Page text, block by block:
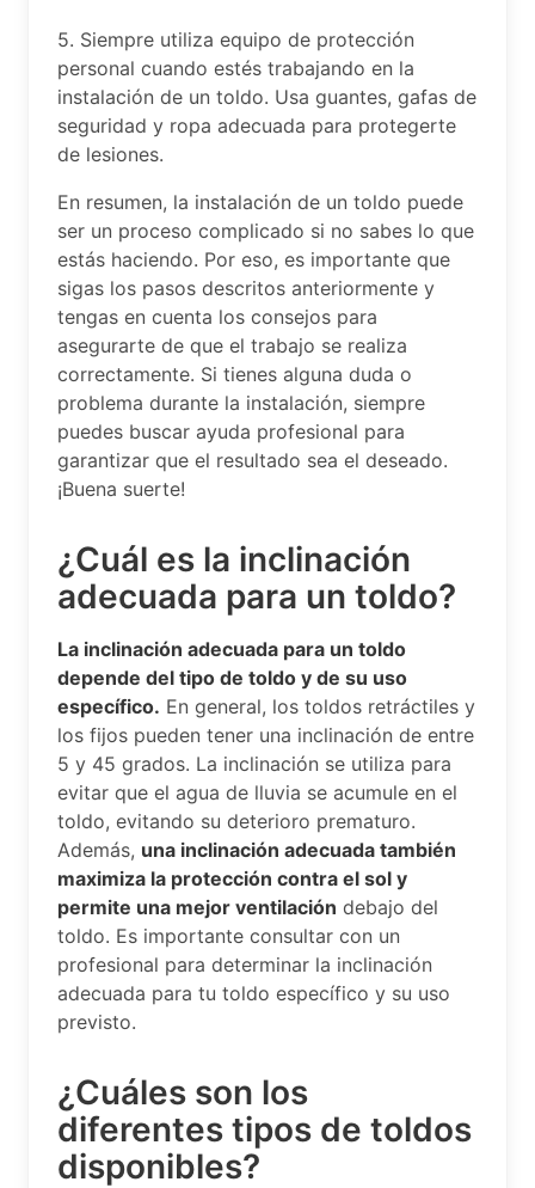
5. Siempre utiliza equipo de protección
personal cuando estés trabajando en la
instalación de un toldo. Usa guantes, gafas de
seguridad y ropa adecuada para protegerte
de lesiones.
En resumen, la instalación de un toldo puede
ser un proceso complicado si no sabes lo que
estás haciendo. Por eso, es importante que
sigas los pasos descritos anteriormente y
tengas en cuenta los consejos para
asegurarte de que el trabajo se realiza
correctamente. Si tienes alguna duda o
problema durante la instalación, siempre
puedes buscar ayuda profesional para
garantizar que el resultado sea el deseado.
¡Buena suerte!
¿Cuál es la inclinación
adecuada para un toldo?
La inclinación adecuada para un toldo
depende del tipo de toldo y de su uso
específico. En general, los toldos retráctiles y
los fijos pueden tener una inclinación de entre
5 y 45 grados. La inclinación se utiliza para
evitar que el agua de lluvia se acumule en el
toldo, evitando su deterioro prematuro.
Además, una inclinación adecuada también
maximiza la protección contra el sol y
permite una mejor ventilación debajo del
toldo. Es importante consultar con un
profesional para determinar la inclinación
adecuada para tu toldo específico y su uso
previsto.
¿Cuáles son los
diferentes tipos de toldos
disponibles?